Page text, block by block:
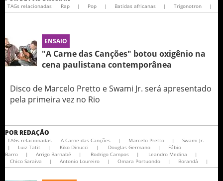
TAGs relacionadas Rap | Pop | Batidas africanas | Trigonotron |
ENSAIO
"A Carne das Canções" botou oxigênio na
cena paulistana contemporânea
Disco de Marcelo Pretto e Swami Jr. será apresentado
pela primeira vez no Rio
POR REDAÇÃO
TAGs relacionadas A Carne das Canções | Marcelo Pretto |
Swami Jr.
|
Luiz Tatit | Kiko Dinucci | Douglas Germano |
Fábio
Barro
| Arrigo Barnabé | Rodrigo Campos | Leandro Medina
|
Chico Saraiva
| Antonio Loureiro | Omara Portuondo | Borandá |